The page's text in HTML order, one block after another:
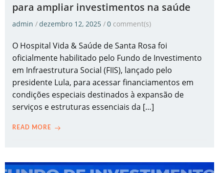
para ampliar investimentos na saúde
admin /dezembro 12, 2025 /0 comment(s)
O Hospital Vida & Saúde de Santa Rosa foi
oficialmente habilitado pelo Fundo de Investimento
em Infraestrutura Social (FIIS), lançado pelo
presidente Lula, para acessar financiamentos em
condições especiais destinados à expansão de
serviços e estruturas essenciais da […]
READ MORE